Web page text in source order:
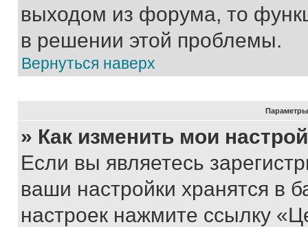
выходом из форума, то
в решении этой проблемы.
Вернуться наверх
Параметры
» Как изменить мои
Если вы являетесь
ваши настройки хранятся в
настроек нажмите ссылку